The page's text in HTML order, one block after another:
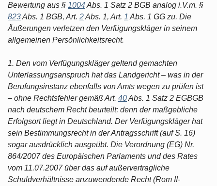
Bewertung aus § 1004Abs. 1 Satz 2 BGB analog i.V.m. §
823Abs. 1 BGB, Art. 2Abs. 1, Art. 1 Abs. 1 GG zu. Die
Äußerungen verletzen den Verfügungskläger in seinem
allgemeinen Persönlichkeitsrecht.
1. Den vom Verfügungskläger geltend gemachten
Unterlassungsanspruch hat das Landgericht – was in der
Berufungsinstanz ebenfalls von Amts wegen zu prüfen ist
– ohne Rechtsfehler gemäß Art. 40Abs. 1 Satz 2 EGBGB
nach deutschem Recht beurteilt; denn der maßgebliche
Erfolgsort liegt in Deutschland. Der Verfügungskläger hat
sein Bestimmungsrecht in der Antragsschrift (auf S. 16)
sogar ausdrücklich ausgeübt. Die Verordnung (EG) Nr.
864/2007 des Europäischen Parlaments und des Rates
vom 11.07.2007 über das auf außervertragliche
Schuldverhältnisse anzuwendende Recht (Rom II-